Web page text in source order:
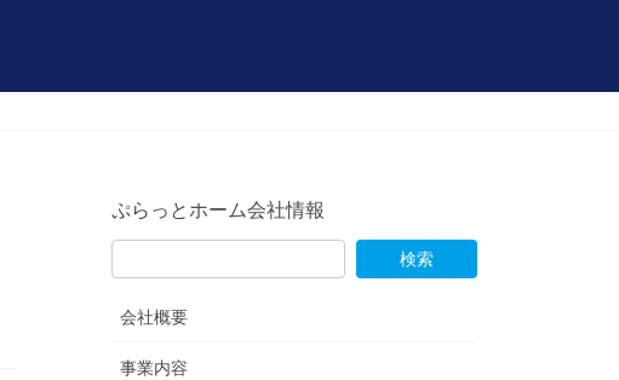
ぷらっとホーム会社情報
会社概要
事業内容